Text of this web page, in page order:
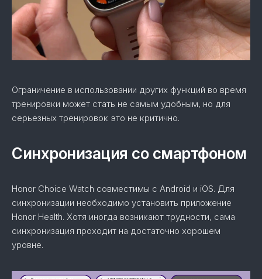
Ограничение в использовании других функций во время
тренировки может стать не самым удобным, но для
серьезных тренировок это не критично.
Синхронизация со смартфоном
Honor Choice Watch совместимы с Android и iOS. Для
синхронизации необходимо установить приложение
Honor Health. Хотя иногда возникают трудности, сама
синхронизация проходит на достаточно хорошем
уровне.